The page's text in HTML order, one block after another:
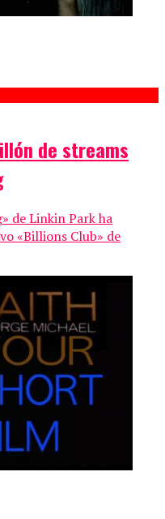
de streams
de Linkin Park ha
«Billions Club» de